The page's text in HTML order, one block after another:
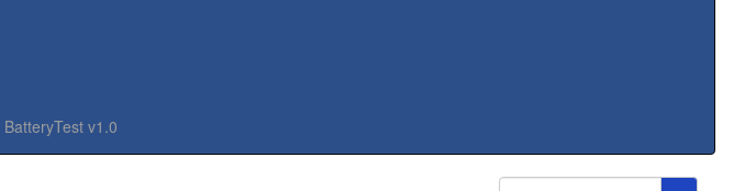
BatteryTest v1.0